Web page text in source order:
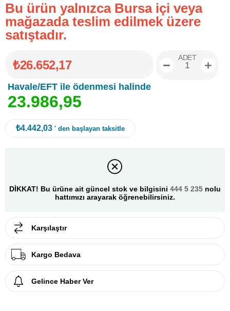
Bu ürün yalnızca Bursa içi veya
mağazada teslim edilmek üzere
satıştadır.
₺26.652,17
Havale/EFT ile ödenmesi halinde
23.986,95
ADET
₺4.442,03 ' den başlayan taksitle
DİKKAT! Bu ürüne ait güncel stok ve bilgisini 444 5 235 nolu
hattımızı arayarak öğrenebilirsiniz.
Karşılaştır
Kargo Bedava
Gelince Haber Ver